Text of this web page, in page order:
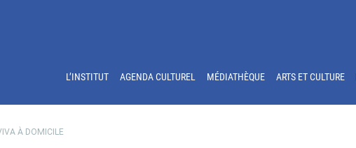
L’INSTITUT AGENDA CULTUREL MÉDIATHÈQUE ARTS ET CULTURE
À DOMICILE